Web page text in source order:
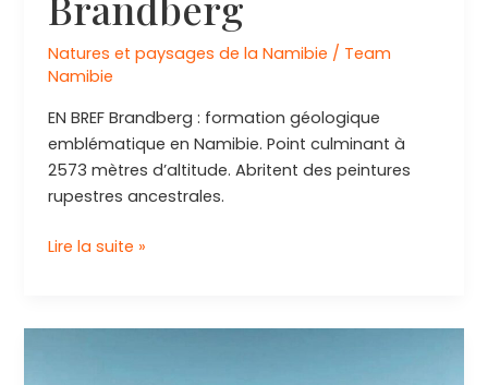
Natures et paysages de la Namibie / Team
Namibie
EN BREF Brandberg : formation géologique
emblématique en Namibie. Point culminant à
2573 mètres d’altitude. Abritent des peintures
rupestres ancestrales.
Explorez
du
Lire la suite »